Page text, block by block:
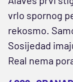
vrlo spornog
rekosmo.
Sosijedad
Real nema